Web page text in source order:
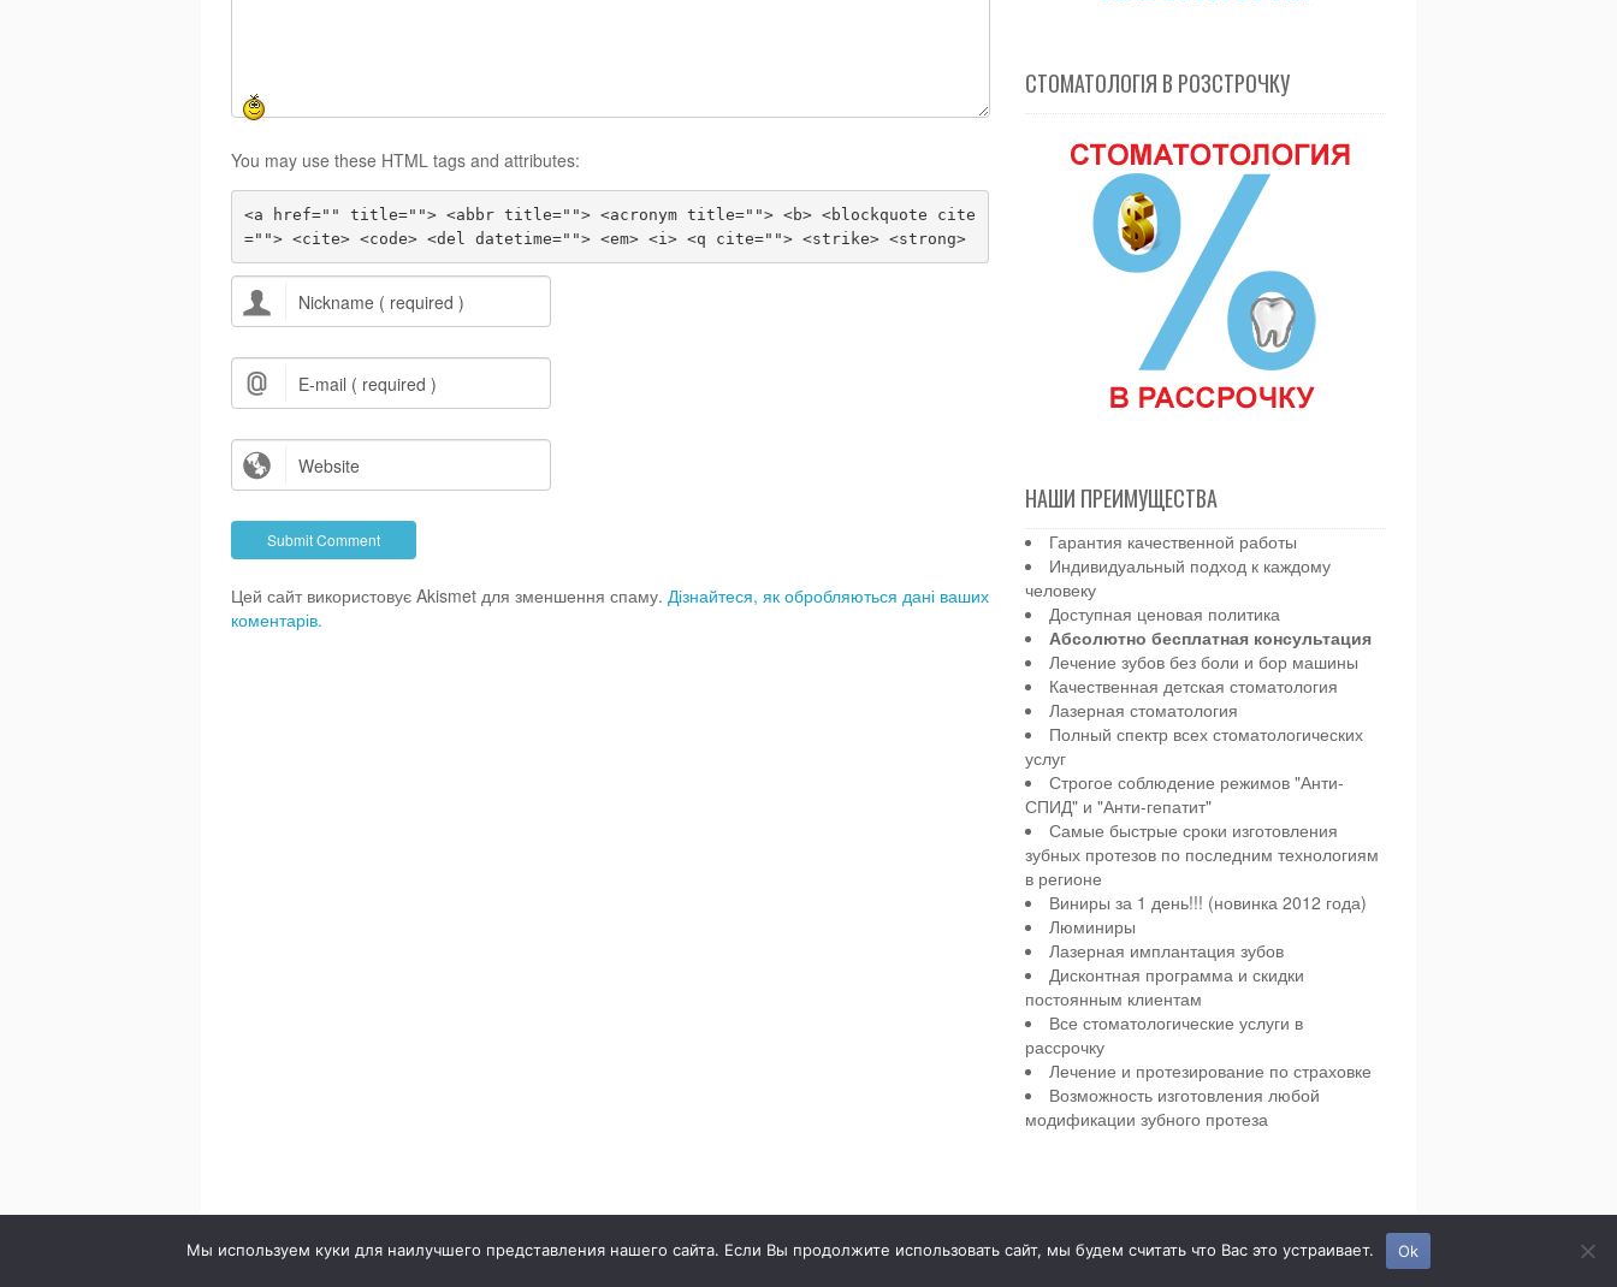
You may use these HTML tags and attributes:
<a href="" title=""> <abbr title=""> <acronym title=""> <b> <blockquote cite
=""> <cite> <code> <del datetime=""> <em> <i> <q cite=""> <strike> <strong>
Цей сайт використовує Akismet для зменшення спаму. Дізнайтеся, як обробляються дані ваших
коментарів.
СТОМАТОЛОГІЯ В РОЗСТРОЧКУ
НАШИ ПРЕИМУЩЕСТВА
Гарантия качественной работы
Индивидуальный подход к каждому
человеку
Доступная ценовая политика
Абсолютно бесплатная консультация
Лечение зубов без боли и бор машины
Качественная детская стоматология
Лазерная стоматология
Полный спектр всех стоматологических
услуг
Строгое соблюдение режимов "Анти-
СПИД" и "Анти-гепатит"
Самые быстрые сроки изготовления
зубных протезов по последним технологиям
в регионе
Виниры за 1 день!!! (новинка 2012 года)
Люминиры
Лазерная имплантация зубов
Дисконтная программа и скидки
постоянным клиентам
Все стоматологические услуги в
рассрочку
Лечение и протезирование по страховке
Возможность изготовления любой
модификации зубного протеза
Детская и взрослая стоматология в городе Сумы.
Мы используем куки для наилучшего представления нашего сайта. Если Вы продолжите использовать сайт, мы будем считать что Вас это устраивает. Ok